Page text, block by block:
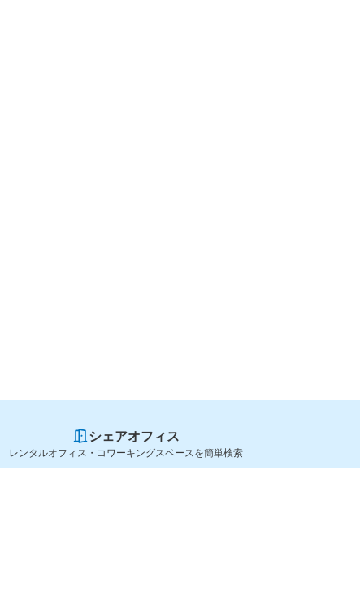
シェアオフィス
レンタルオフィス・コワーキングスペースを簡単検索